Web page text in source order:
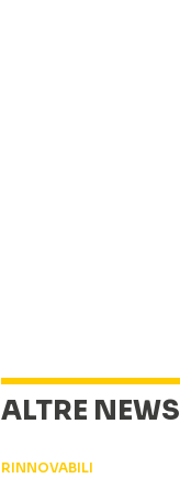
ALTRE NEWS
RINNOVABILI